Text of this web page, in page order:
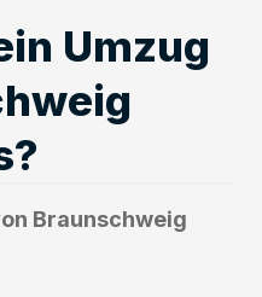
Umzug
Braunschweig